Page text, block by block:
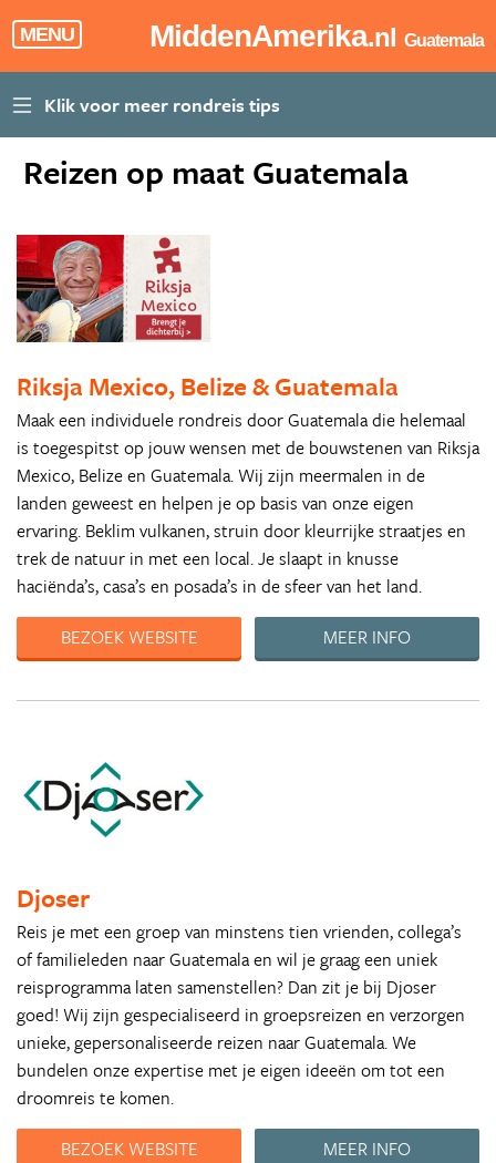
MENU MiddenAmerika.nl Guatemala
Reizen op maat Guatemala
Riksja Mexico, Belize & Guatemala
Maak een individuele rondreis door Guatemala die helemaal
is toegespitst op jouw wensen met de bouwstenen van Riksja
Mexico, Belize en Guatemala. Wij zijn meermalen in de
landen geweest en helpen je op basis van onze eigen
ervaring. Beklim vulkanen, struin door kleurrijke straatjes en
trek de natuur in met een local. Je slaapt in knusse
haciënda’s, casa’s en posada’s in de sfeer van het land.
BEZOEK WEBSITE
MEER INFO
Djoser
Reis je met een groep van minstens tien vrienden, collega’s
of familieleden naar Guatemala en wil je graag een uniek
reisprogramma laten samenstellen? Dan zit je bij Djoser
goed! Wij zijn gespecialiseerd in groepsreizen en verzorgen
unieke, gepersonaliseerde reizen naar Guatemala. We
bundelen onze expertise met je eigen ideeën om tot een
droomreis te komen.
BEZOEK WEBSITE
MEER INFO